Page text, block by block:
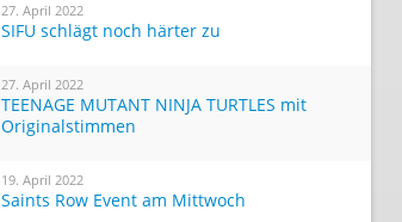
27. April 2022
SIFU schlägt noch härter zu
27. April 2022
TEENAGE MUTANT NINJA TURTLES mit
Originalstimmen
19. April 2022
Saints Row Event am Mittwoch